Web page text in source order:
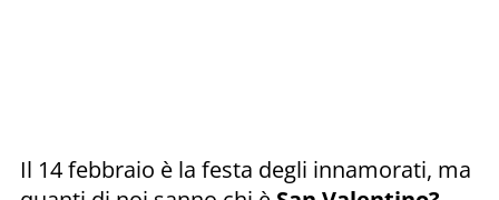
Il 14 febbraio è la festa degli innamorati, ma